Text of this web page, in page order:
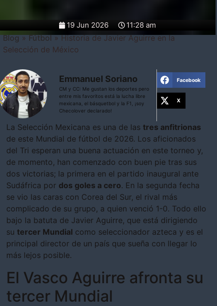
19 Jun 2026 11:28 am
Blog»Fútbol»Historia de Javier Aguirre en la
Selección de México
Emmanuel Soriano
CM y CC: Me gustan los deportes pero
entre mis favoritos está la lucha libre
mexicana, el básquetbol y la F1, ¡soy
Checolover declarado!
Facebook
X
La Selección Mexicana es una de las tres anfitrionas
de este Mundial de fútbol de 2026. Los aficionados
del Tri esperan una buena actuación en este torneo y,
de momento, han comenzado con buen pie tras sus
dos victorias; la primera en el partido inaugural ante
Sudáfrica por dos goles a cero. En la segunda fecha
se vio las caras con Corea del Sur, el rival más
complicado de su grupo, a quien venció 1-0. Todo ello
bajo la batuta de Javier Aguirre, que está dirigiendo
su tercer Mundial como seleccionador azteca y es el
principal director de un país que sueña con llegar lo
más lejos posible.
El Vasco Aguirre afronta su
tercer Mundial